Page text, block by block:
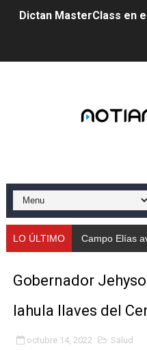
Dictan MasterClass en
Gobernador Arnaldo
Mérida fortalece su
Gobernación de
Fundecem ofrece taller
Gobierno bolivariano
LO ÚLTIMO Campo Elías
Gobernador
Iahula llaves del
octubre 14, 2022 Salud